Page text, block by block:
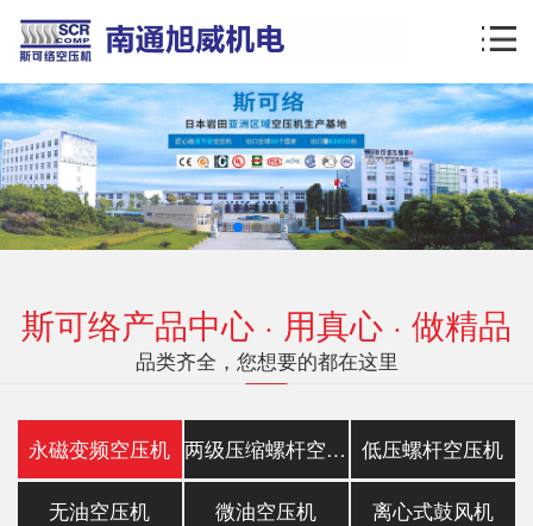
斯可络产品中心 · 用真心 · 做精品
品类齐全，您想要的都在这里
永磁变频空压机 两级压缩螺杆空压机 低压螺杆空压机
无油空压机 微油空压机 离心式鼓风机